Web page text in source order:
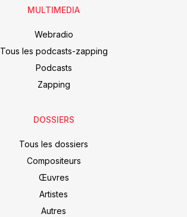
MULTIMEDIA
Webradio
Tous les podcasts-zapping
Podcasts
Zapping
DOSSIERS
Tous les dossiers
Compositeurs
Œuvres
Artistes
Autres